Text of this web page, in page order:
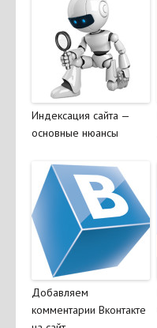
Индексация сайта —
основные нюансы
Добавляем
комментарии Вконтакте